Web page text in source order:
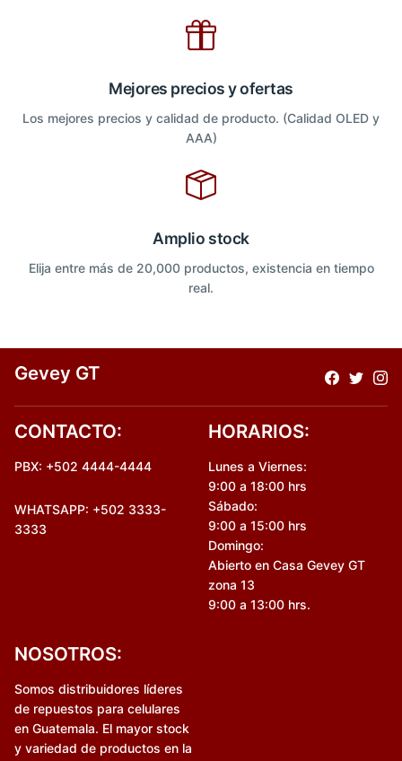
Mejores precios y ofertas
Los mejores precios y calidad de producto. (Calidad OLED y
AAA)
Amplio stock
Elija entre más de 20,000 productos, existencia en tiempo
real.
Gevey GT
CONTACTO:
PBX: +502 4444-4444
WHATSAPP: +502 3333-
3333
HORARIOS:
Lunes a Viernes:
9:00 a 18:00 hrs
Sábado:
9:00 a 15:00 hrs
Domingo:
Abierto en Casa Gevey GT
zona 13
9:00 a 13:00 hrs.
NOSOTROS:
Somos distribuidores líderes
de repuestos para celulares
en Guatemala. El mayor stock
y variedad de productos en la